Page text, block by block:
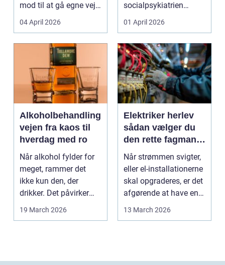
mod til at gå egne veje.
Den samme ånd ...
04 April 2026
socialpsykiatrien
pludselig ændrer sig,
kan...
01 April 2026
Alkoholbehandling
vejen fra kaos til
hverdag med ro
Når alkohol fylder for
meget, rammer det
ikke kun den, der
drikker. Det påvirker
også familie, arbej...
19 March 2026
Elektriker herlev
sådan vælger du
den rette fagmand
til dine el-opgaver
Når strømmen svigter,
eller el-installationerne
skal opgraderes, er det
afgørende at have en
pålidel...
13 March 2026